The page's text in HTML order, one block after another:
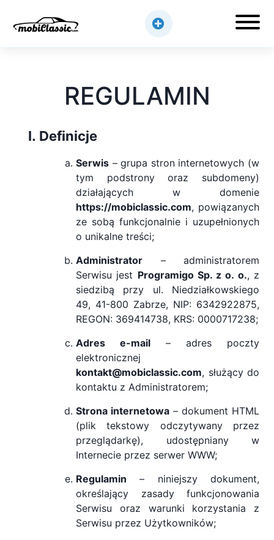
REGULAMIN
Definicje
Serwis – grupa stron internetowych (w
tym podstrony oraz subdomeny)
działających w domenie
https://mobiclassic.com, powiązanych
ze sobą funkcjonalnie i uzupełnionych
o unikalne treści;
Administrator – administratorem
Serwisu jest Programigo Sp. z o. o., z
siedzibą przy ul. Niedziałkowskiego
49, 41-800 Zabrze, NIP: 6342922875,
REGON: 369414738, KRS: 0000717238;
Adres e-mail – adres poczty
elektronicznej
kontakt@mobiclassic.com, służący do
kontaktu z Administratorem;
Strona internetowa – dokument HTML
(plik tekstowy odczytywany przez
przeglądarkę), udostępniany w
Internecie przez serwer WWW;
Regulamin – niniejszy dokument,
określający zasady funkcjonowania
Serwisu oraz warunki korzystania z
Serwisu przez Użytkowników;